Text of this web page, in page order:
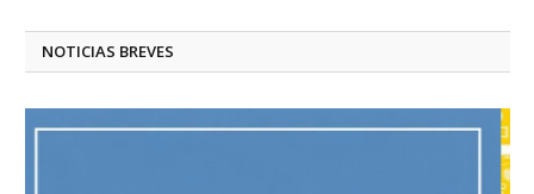
NOTICIAS BREVES